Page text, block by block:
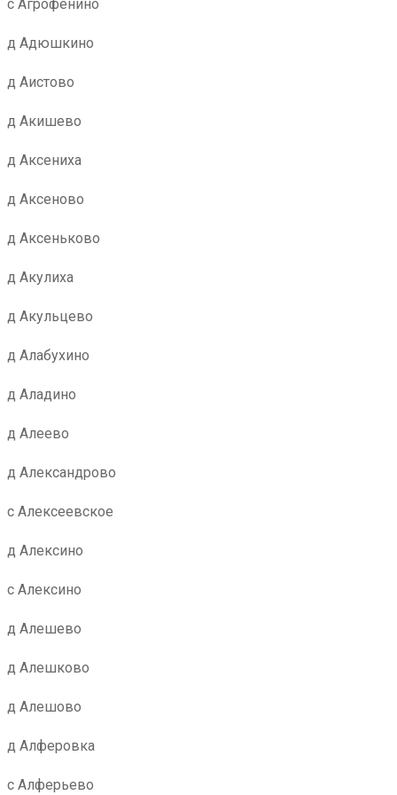
с Агрофенино
д Адюшкино
д Аистово
д Акишево
д Аксениха
д Аксеново
д Аксеньково
д Акулиха
д Акульцево
д Алабухино
д Аладино
д Алеево
д Александрово
с Алексеевское
д Алексино
с Алексино
д Алешево
д Алешково
д Алешово
д Алферовка
с Алферьево